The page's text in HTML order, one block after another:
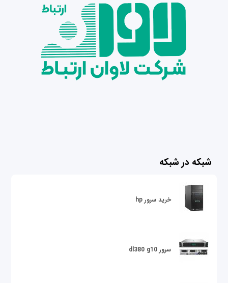
شبکه در شبکه
خرید سرور hp
سرور dl380 g10